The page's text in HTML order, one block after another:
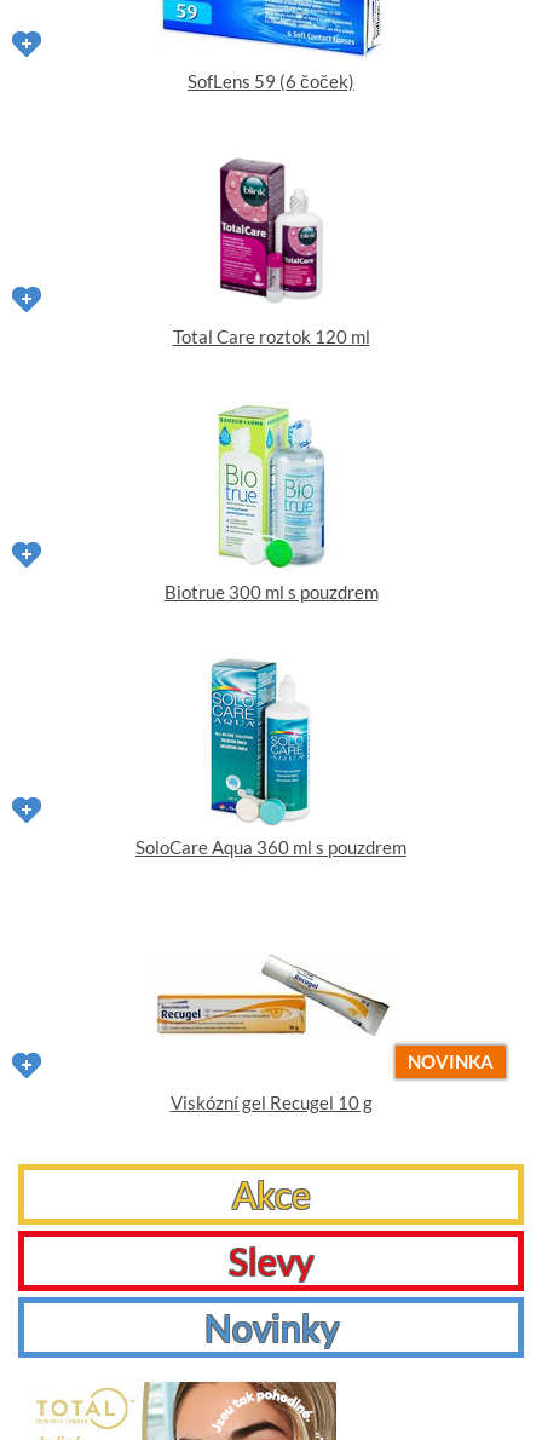
SofLens 59 (6 čoček)
Total Care roztok 120 ml
Biotrue 300 ml s pouzdrem
SoloCare Aqua 360 ml s pouzdrem
NOVINKA
Viskózní gel Recugel 10 g
Akce
Slevy
Novinky